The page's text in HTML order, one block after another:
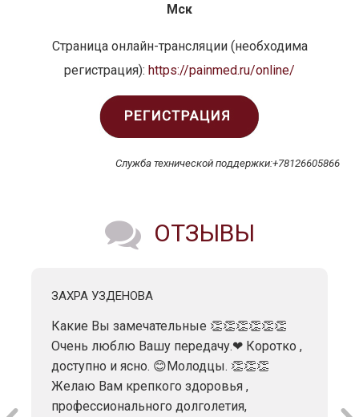
Мск
Страница онлайн-трансляции (необходима
регистрация): https://painmed.ru/online/
Служба технической поддержки:+78126605866
ОТЗЫВЫ
ЗАХРА УЗДЕНОВА
Какие Вы замечательные 👏👏👏👏👏👏
Очень люблю Вашу передачу.❤ Коротко ,
доступно и ясно. 😊Молодцы. 👏👏👏
Желаю Вам крепкого здоровья ,
профессионального долголетия,